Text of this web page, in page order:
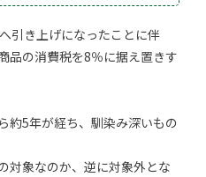
引き上げになったことに伴
品の消費税を8％に据え置きす
約5年が経ち、馴染み深いもの
対象なのか、逆に対象外とな